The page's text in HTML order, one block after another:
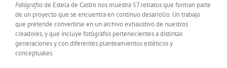
Fotógrafosde Estela de Castro nos muestra 57 retratos que forman parte
de un proyecto que se encuentra en continuo desarrollo. Un trabajo
que pretende convertirse en un archivo exhaustivo de nuestros
creadores, y que incluye fotógrafos pertenecientes a distintas
generaciones y con diferentes planteamientos estéticos y
conceptuales.